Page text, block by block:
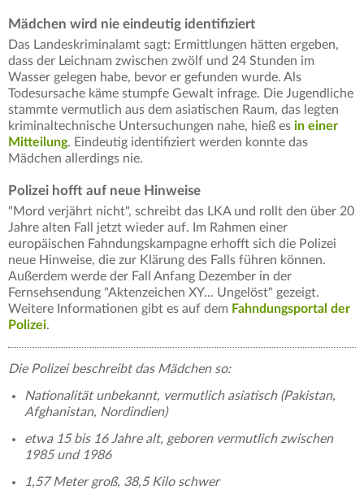
Mädchen wird nie eindeutig identifiziert
Das Landeskriminalamt sagt: Ermittlungen hätten ergeben,
dass der Leichnam zwischen zwölf und 24 Stunden im
Wasser gelegen habe, bevor er gefunden wurde. Als
Todesursache käme stumpfe Gewalt infrage. Die Jugendliche
stammte vermutlich aus dem asiatischen Raum, das legten
kriminaltechnische Untersuchungen nahe, hieß es in einer
Mitteilung. Eindeutig identifiziert werden konnte das
Mädchen allerdings nie.
Polizei hofft auf neue Hinweise
"Mord verjährt nicht", schreibt das LKA und rollt den über 20
Jahre alten Fall jetzt wieder auf. Im Rahmen einer
europäischen Fahndungskampagne erhofft sich die Polizei
neue Hinweise, die zur Klärung des Falls führen können.
Außerdem werde der Fall Anfang Dezember in der
Fernsehsendung "Aktenzeichen XY... Ungelöst" gezeigt.
Weitere Informationen gibt es auf dem Fahndungsportal der
Polizei.
Die Polizei beschreibt das Mädchen so:
Nationalität unbekannt, vermutlich asiatisch (Pakistan,
Afghanistan, Nordindien)
etwa 15 bis 16 Jahre alt, geboren vermutlich zwischen
1985 und 1986
1,57 Meter groß, 38,5 Kilo schwer